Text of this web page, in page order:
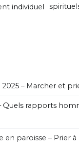
individuel
– Marcher et
Quels rapports
en paroisse – Prier à